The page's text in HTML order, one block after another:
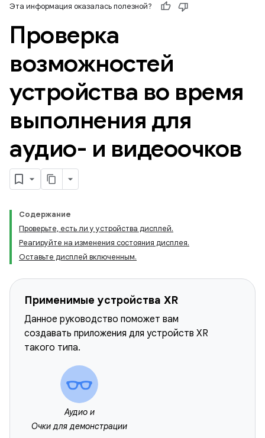
Эта информация оказалась полезной?
Проверка
возможностей
устройства во время
выполнения для
аудио- и видеоочков
Содержание
Проверьте, есть ли у устройства дисплей.
Реагируйте на изменения состояния дисплея.
Оставьте дисплей включенным.
Применимые устройства XR
Данное руководство поможет вам
создавать приложения для устройств XR
такого типа.
Аудио и
Очки для демонстрации